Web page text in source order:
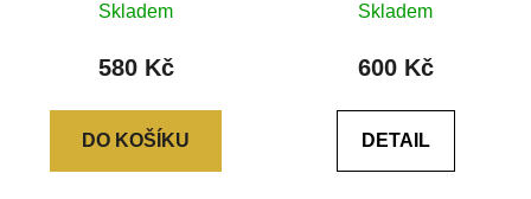
Skladem
580 Kč
DO KOŠÍKU
Skladem
600 Kč
DETAIL